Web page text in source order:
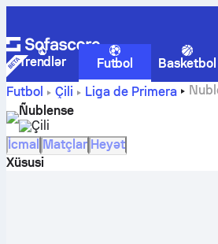
Trendlər Futbol Basketbol
Futbol
Çili Liga de Primera
turnir cədvəlləri və oyunçu
Ñublense
Çili
İcmal Matçlar Heyət
Xüsusi